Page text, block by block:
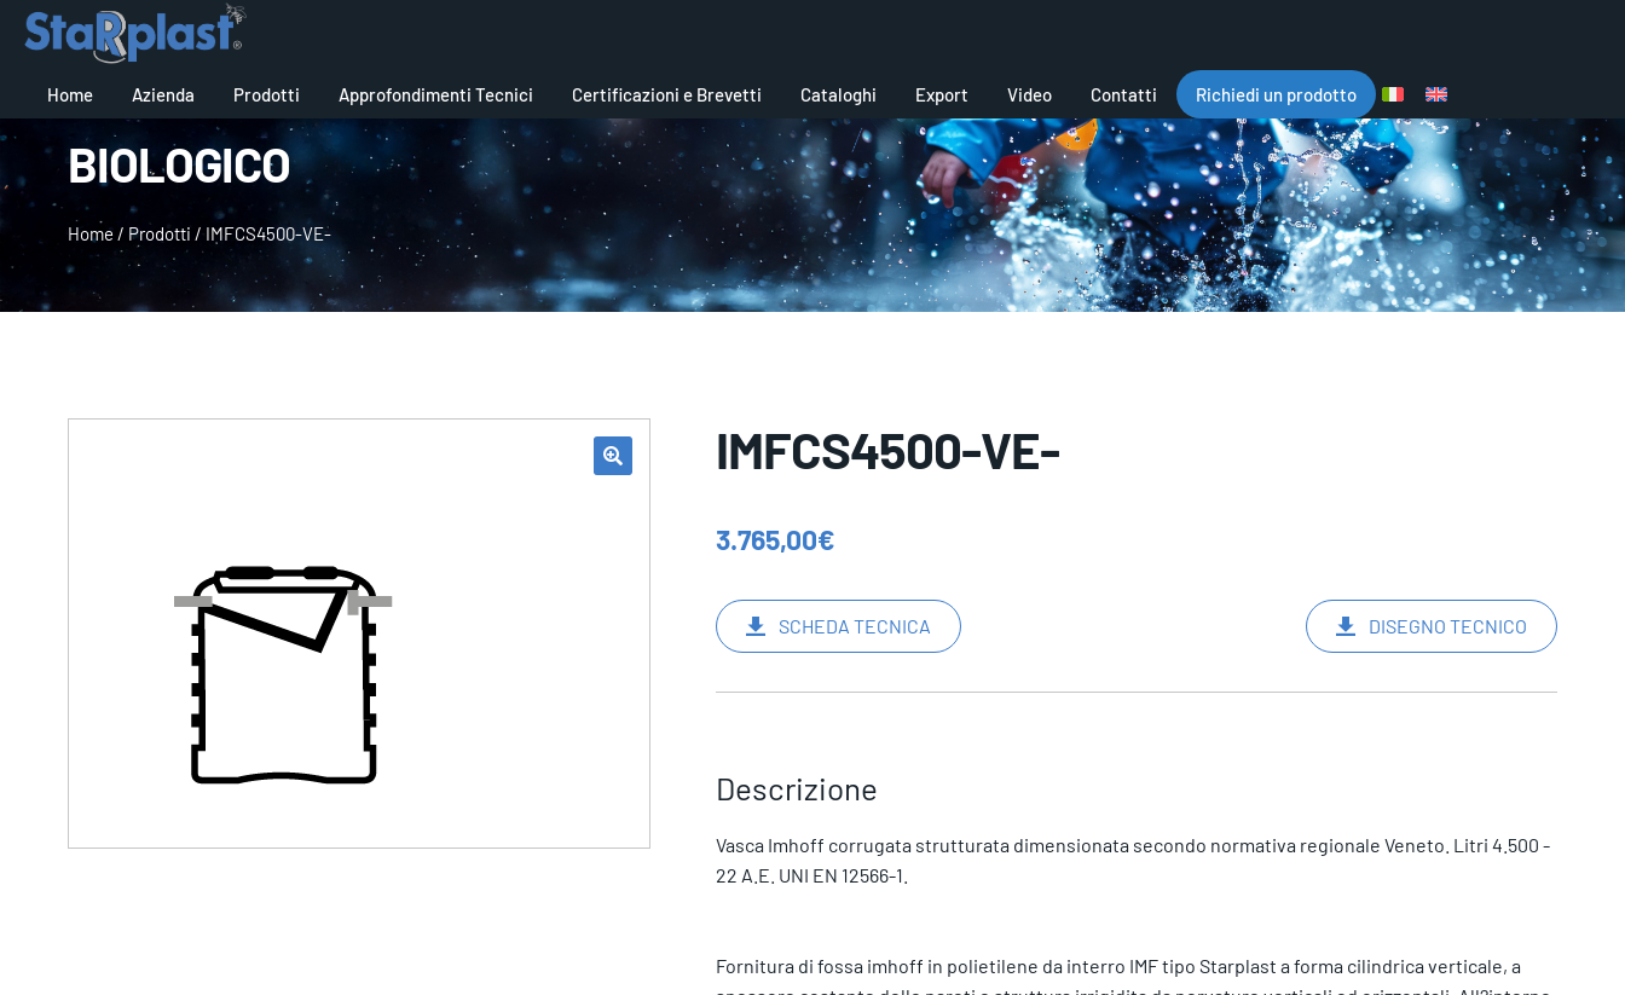
Home Azienda Prodotti Approfondimenti Tecnici Certificazioni e Brevetti Cataloghi Export Video Contatti Richiedi un prodotto
BIOLOGICO
Home / Prodotti / IMFCS4500-VE-
IMFCS4500-VE-
3.765,00€
SCHEDA TECNICA DISEGNO TECNICO
Descrizione
Vasca Imhoff corrugata strutturata dimensionata secondo normativa regionale Veneto. Litri 4.500 -
22 A.E. UNI EN 12566-1.
Fornitura di fossa imhoff in polietilene da interro IMF tipo Starplast a forma cilindrica verticale, a